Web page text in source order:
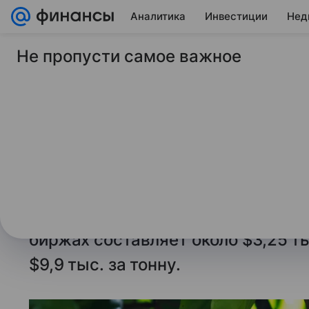
Аналитика Инвестиции
5 апреля 2026 Коммерсантъ
Мировые цены на
Расценки на какао-бобы,
для шоколада, в последние
значений. Сейчас стоимость
биржах составляет около $3,25
$9,9 тыс. за тонну.
Не пропусти самое важное